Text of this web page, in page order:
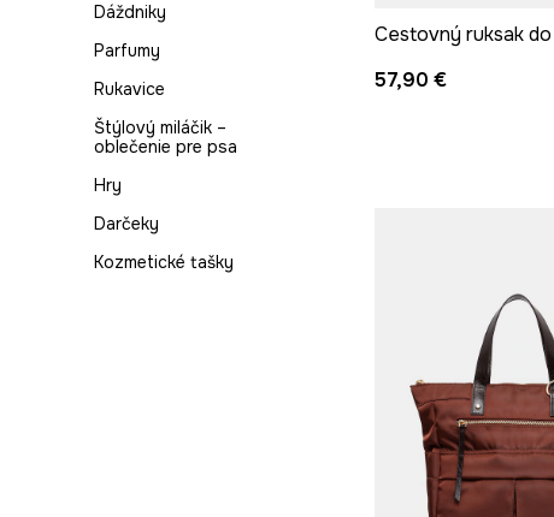
Šaty na svadbu
Dáždniky
Parfumy
Rukavice
Štýlový miláčik –
oblečenie pre psa
Hry
Darčeky
Kozmetické tašky
57,90 €